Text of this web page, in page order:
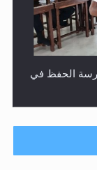
الحفظ في